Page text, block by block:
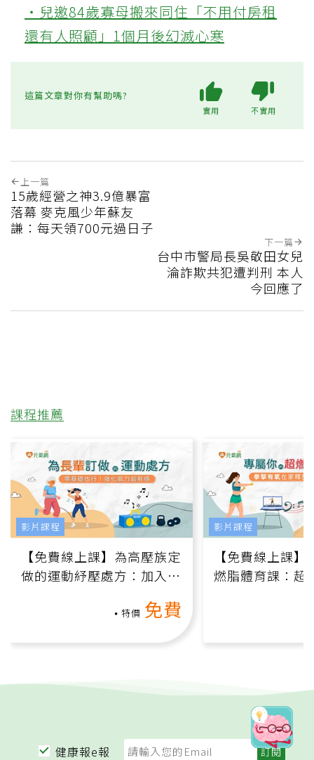
‧兒邀84歲寡母搬來同住「不用付房租
還有人照顧」1個月後幻滅心寒
這篇文章對你有幫助嗎?
實用 不實用
上一篇
15歲經營之神3.9億暴富
落幕 麥克風少年蘇友
謙：每天領700元過日子
下一篇
台中市警局長吳敬田女兒
淪詐欺共犯遭判刑 本人
今回應了
課程推薦
【免費線上課】為高壓族定
做的運動紓壓處方：加入行
特價 免費
影片課程
【免費線上課
燃脂體育課：超
影片課程
健康報e報